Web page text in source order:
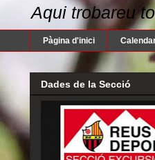
Aqui trobareu
Pàgina d'inici
Dades de la Secció